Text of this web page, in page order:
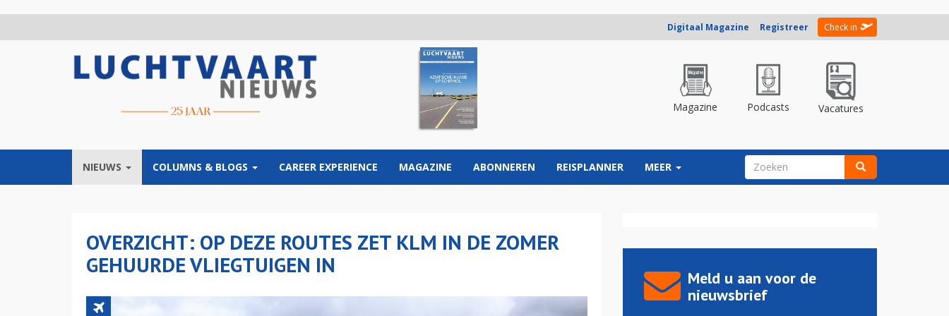
Digitaal Magazine Registreer Check in
Magazine Podcasts Vacatures
NIEUWS COLUMNS & BLOGS CAREER EXPERIENCE MAGAZINE ABONNEREN REISPLANNER MEER ZOEKVELD
OVERZICHT: OP DEZE ROUTES ZET KLM IN DE ZOMER
GEHUURDE VLIEGTUIGEN IN
Meld u aan voor de
nieuwsbrief